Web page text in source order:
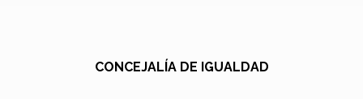
CONCEJALÍA DE IGUALDAD